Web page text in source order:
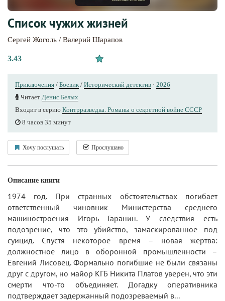
Список чужих жизней
Сергей Жоголь / Валерий Шарапов
3.43
Приключения / Боевик / Исторический детектив · 2026
Читает Денис Белых
Входит в серию Контрразведка. Романы о секретной войне СССР
8 часов 35 минут
Хочу послушать Прослушано
Описание книги
1974 год. При странных обстоятельствах погибает
ответственный чиновник Министерства среднего
машиностроения Игорь Гаранин. У следствия есть
подозрение, что это убийство, замаскированное под
суицид. Спустя некоторое время – новая жертва:
должностное лицо в оборонной промышленности –
Евгений Лисовец. Формально погибшие не были связаны
друг с другом, но майор КГБ Никита Платов уверен, что эти
смерти что-то объединяет. Догадку оперативника
подтверждает задержанный подозреваемый в...